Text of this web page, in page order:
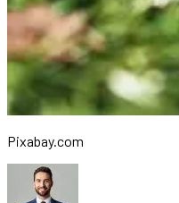
Pixabay.com